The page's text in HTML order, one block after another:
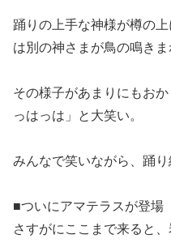
踊りの上手な神様が樽の
は別の神さまが鳥の鳴きま
その様子があまりにもお
っはっは」と大笑い。
みんなで笑いながら、踊り
■ついにアマテラスが登場
さすがにここまで来ると